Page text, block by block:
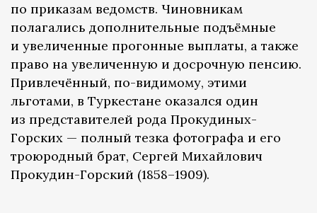
по приказам ведомств. Чиновникам
полагались дополнительные подъёмные
и увеличенные прогонные выплаты, а также
право на увеличенную и досрочную пенсию.
Привлечённый, по-видимому, этими
льготами, в Туркестане оказался один
из представителей рода Прокудиных-
Горских — полный тезка фотографа и его
троюродный брат, Сергей Михайлович
Прокудин-Горский (1858–1909).